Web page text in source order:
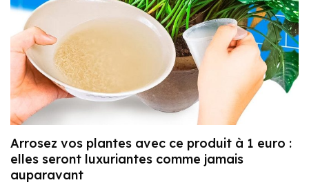
Arrosez vos plantes avec ce produit à 1 euro :
elles seront luxuriantes comme jamais
auparavant